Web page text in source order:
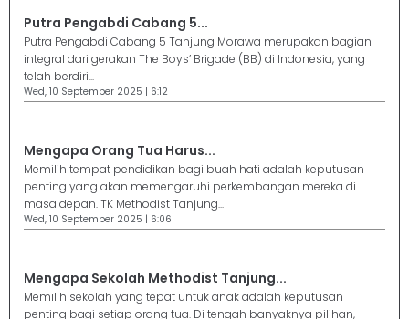
Putra Pengabdi Cabang 5...
Putra Pengabdi Cabang 5 Tanjung Morawa merupakan bagian
integral dari gerakan The Boys’ Brigade (BB) di Indonesia, yang
telah berdiri...
Wed, 10 September 2025 | 6:12
Mengapa Orang Tua Harus...
Memilih tempat pendidikan bagi buah hati adalah keputusan
penting yang akan memengaruhi perkembangan mereka di
masa depan. TK Methodist Tanjung...
Wed, 10 September 2025 | 6:06
Mengapa Sekolah Methodist Tanjung...
Memilih sekolah yang tepat untuk anak adalah keputusan
penting bagi setiap orang tua. Di tengah banyaknya pilihan,